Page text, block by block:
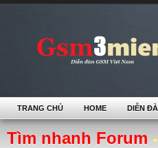
Tìm nhanh Forum
TRANG CHỦ HOME DIỄN